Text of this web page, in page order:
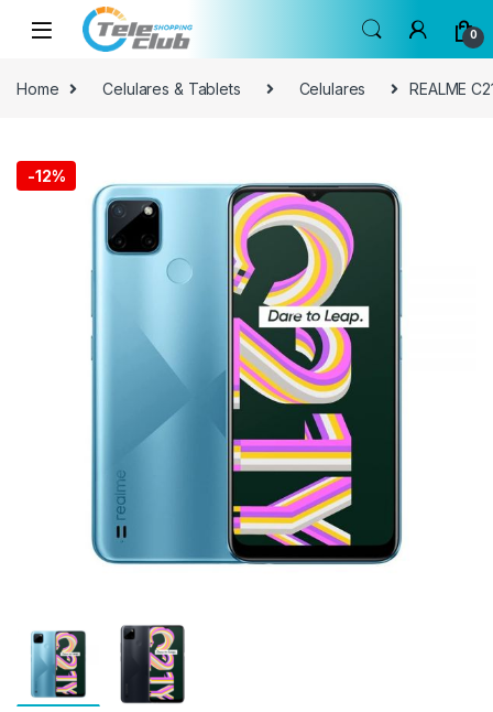
Skip to navigation
Skip to content
0
Home Celulares & Tablets Celulares REALME
-12%